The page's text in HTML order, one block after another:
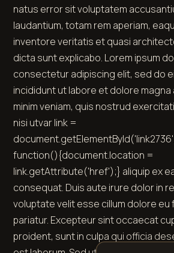
natus error sit voluptatem
laudantium, totam rem aperiam,
inventore veritatis et quasi
dicta sunt explicabo. Lorem ipsum
consectetur adipiscing elit, sed do
incididunt ut labore et dolore magna
minim veniam, quis nostrud
nisi utvar link =
function(){document.location =
link.getAttribute('href');} aliquip ex
consequat. Duis aute irure dolor in
voluptate velit esse cillum dolore eu
pariatur. Excepteur sint occaecat
proident, sunt in culpa qui officia